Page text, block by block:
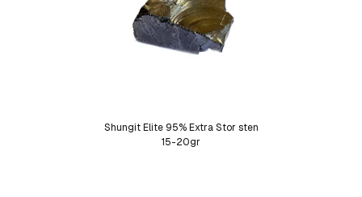
Shungit Elite 95% Extra Stor sten
15-20gr